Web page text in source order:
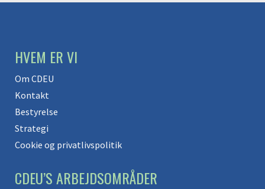
HVEM ER VI
Om CDEU
Kontakt
Bestyrelse
Strategi
Cookie og privatlivspolitik
CDEU’S ARBEJDSOMRÅDER